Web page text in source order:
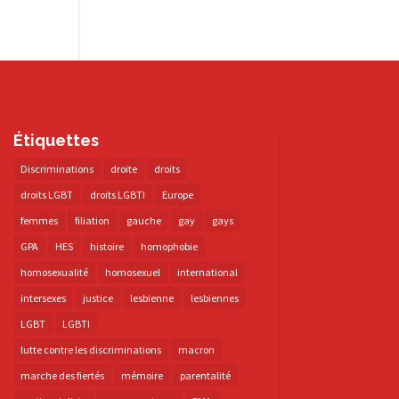
Étiquettes
Discriminations droite
droits
droits LGBT
droits LGBTI
Europe
femmes
filiation gauche gay
gays
GPA
HES histoire
homophobie
homosexualité
homosexuel
international
intersexes
justice lesbienne
lesbiennes
LGBT
LGBTI
lutte contre les discriminations
macron
marche des fiertés
mémoire
parentalité